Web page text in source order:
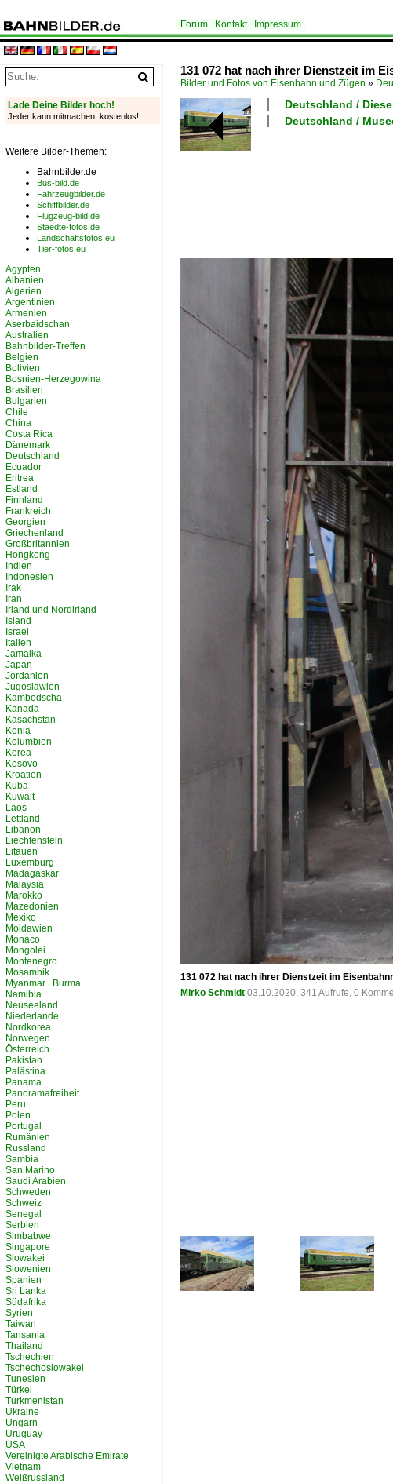
Forum Kontakt Impressum
131 072 hat nach ihrer Dienstzeit im
Bilder und Fotos von Eisenbahn und Zügen »
Deutschland /
Deutschland /
131 072 hat nach ihrer Dienstzeit im
Mirko Schmidt 03.10.2020, 341 Aufrufe, 0
Lade Deine Bilder hoch!
Jeder kann mitmachen, kostenlos!
Weitere Bilder-Themen:
Bahnbilder.de
Bus-bild.de
Fahrzeugbilder.de
Schiffbilder.de
Flugzeug-bild.de
Staedte-fotos.de
Landschaftsfotos.eu
Tier-fotos.eu
Ägypten
Albanien
Algerien
Argentinien
Armenien
Aserbaidschan
Australien
Bahnbilder-Treffen
Belgien
Bolivien
Bosnien-Herzegowina
Brasilien
Bulgarien
Chile
China
Costa Rica
Dänemark
Deutschland
Ecuador
Eritrea
Estland
Finnland
Frankreich
Georgien
Griechenland
Großbritannien
Hongkong
Indien
Indonesien
Irak
Iran
Irland und Nordirland
Island
Israel
Italien
Jamaika
Japan
Jordanien
Jugoslawien
Kambodscha
Kanada
Kasachstan
Kenia
Kolumbien
Korea
Kosovo
Kroatien
Kuba
Kuwait
Laos
Lettland
Libanon
Liechtenstein
Litauen
Luxemburg
Madagaskar
Malaysia
Marokko
Mazedonien
Mexiko
Moldawien
Monaco
Mongolei
Montenegro
Mosambik
Myanmar | Burma
Namibia
Neuseeland
Niederlande
Nordkorea
Norwegen
Österreich
Pakistan
Palästina
Panama
Panoramafreiheit
Peru
Polen
Portugal
Rumänien
Russland
Sambia
San Marino
Saudi Arabien
Schweden
Schweiz
Senegal
Serbien
Simbabwe
Singapore
Slowakei
Slowenien
Spanien
Sri Lanka
Südafrika
Syrien
Taiwan
Tansania
Thailand
Tschechien
Tschechoslowakei
Tunesien
Türkei
Turkmenistan
Ukraine
Ungarn
Uruguay
USA
Vereinigte Arabische Emirate
Vietnam
Weißrussland